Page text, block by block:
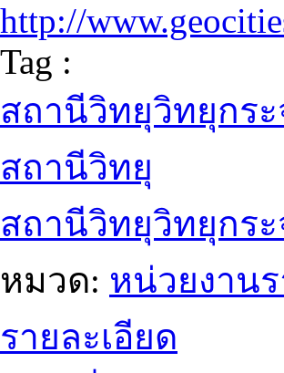
http://
Tag :
สถานีวิทยุวิทยุกระ
สถานีวิทยุ
สถานีวิทยุวิทยุกระ
หมวด: หน่วยงาน
รายละเอียด